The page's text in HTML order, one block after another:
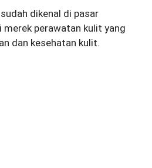
dikenal di pasar
perawatan kulit yang
dan kesehatan kulit.